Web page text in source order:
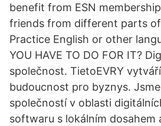
benefit from ESN
friends from different parts
Practice English or other
YOU HAVE TO DO FOR IT?
společnost. TietoEVRY
budoucnost pro byznys.
společností v oblasti
softwaru s lokálním dosahem